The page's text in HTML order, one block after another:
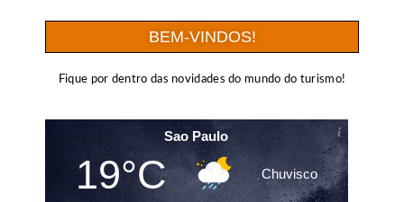
BEM-VINDOS!
Fique por dentro das novidades do mundo do turismo!
Sao Paulo
19°C Chuvisco